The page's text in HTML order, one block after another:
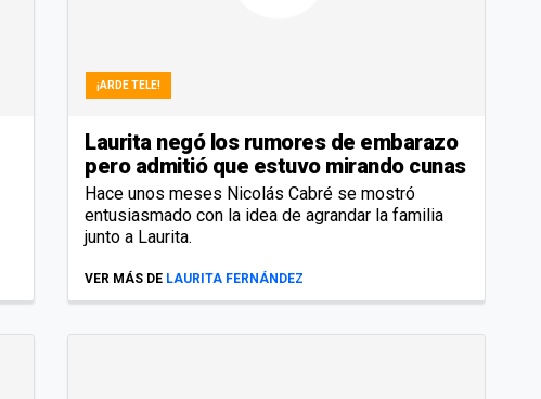
¡ARDE TELE!
Laurita negó los rumores de embarazo
pero admitió que estuvo mirando cunas
Hace unos meses Nicolás Cabré se mostró
entusiasmado con la idea de agrandar la familia
junto a Laurita.
VER MÁS DE LAURITA FERNÁNDEZ